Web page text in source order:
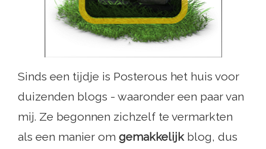
Sinds een tijdje is Posterous het huis voor
duizenden blogs - waaronder een paar van
mij. Ze begonnen zichzelf te vermarkten
als een manier om gemakkelijkblog, dus